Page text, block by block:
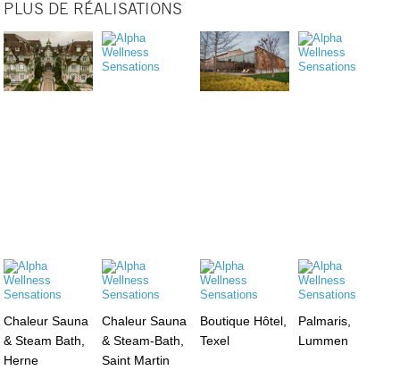
PLUS DE RÉALISATIONS
Chaleur Sauna
& Steam Bath,
Herne
Chaleur Sauna
& Steam-Bath,
Saint Martin
Boutique Hôtel,
Texel
Palmaris,
Lummen